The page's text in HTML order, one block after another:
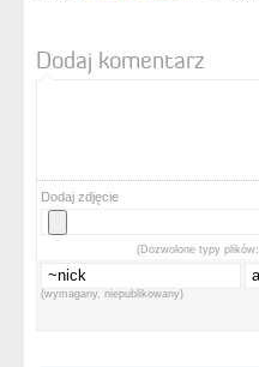
Dodaj komentarz
Dodaj zdjęcie
(Dozwolone typy plików:
(wymagany, niepublikowany)